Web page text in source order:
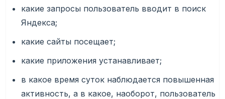
какие запросы пользователь вводит в поиск
Яндекса;
какие сайты посещает;
какие приложения устанавливает;
в какое время суток наблюдается повышенная
активность, а в какое, наоборот, пользователь